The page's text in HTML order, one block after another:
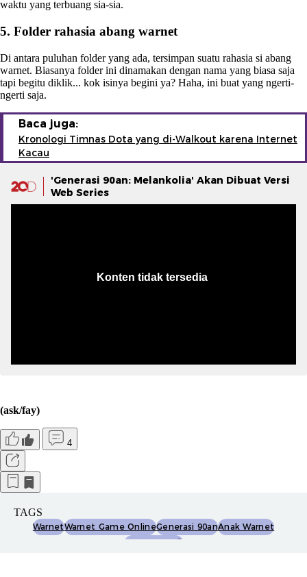
waktu yang terbuang sia-sia.
5. Folder rahasia abang warnet
Di antara puluhan folder yang ada, tersimpan suatu rahasia si abang
warnet. Biasanya folder ini dinamakan dengan nama yang biasa saja
tapi begitu diklik... kok isinya begini ya? Haha, ini buat yang ngerti-
ngerti saja.
Baca juga:
Kronologi Timnas Dota yang di-Walkout karena Internet
Kacau
'Generasi 90an: Melankolia' Akan Dibuat Versi
Web Series
(ask/fay)
4
TAGS
WarnetWarnet Game OnlineGenerasi 90anAnak Warnet
Dyouthizen